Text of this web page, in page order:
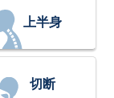
上半身
切断